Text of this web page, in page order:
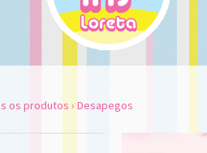
os produtos › Desapegos